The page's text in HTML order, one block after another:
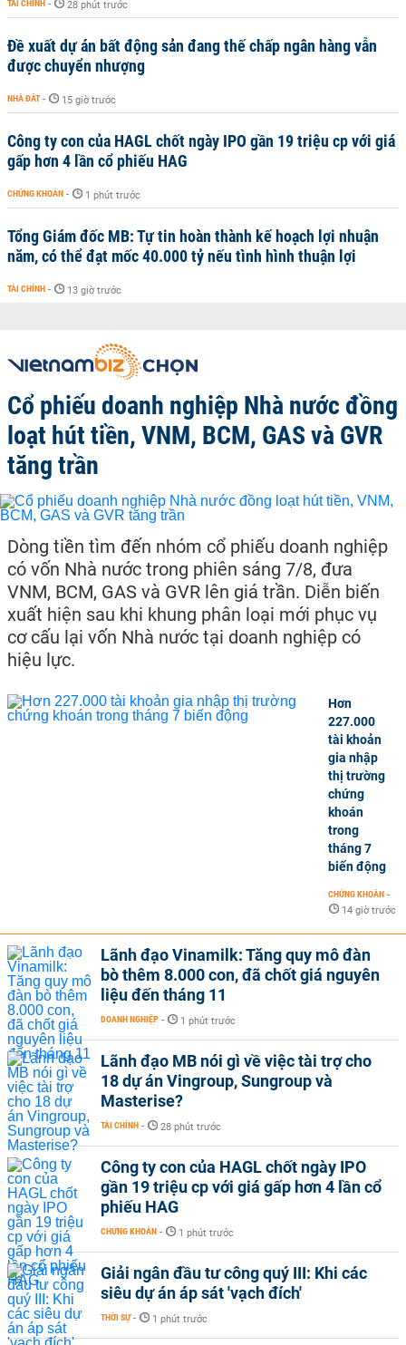
TÀI CHÍNH - 28 phút trước
Đề xuất dự án bất động sản đang thế chấp ngân hàng vẫn
được chuyển nhượng
NHÀ ĐẤT - 15 giờ trước
Công ty con của HAGL chốt ngày IPO gần 19 triệu cp với giá
gấp hơn 4 lần cổ phiếu HAG
CHỨNG KHOÁN - 1 phút trước
Tổng Giám đốc MB: Tự tin hoàn thành kế hoạch lợi nhuận
năm, có thể đạt mốc 40.000 tỷ nếu tình hình thuận lợi
TÀI CHÍNH - 13 giờ trước
Cổ phiếu doanh nghiệp Nhà nước đồng
loạt hút tiền, VNM, BCM, GAS và GVR
tăng trần
Dòng tiền tìm đến nhóm cổ phiếu doanh nghiệp
có vốn Nhà nước trong phiên sáng 7/8, đưa
VNM, BCM, GAS và GVR lên giá trần. Diễn biến
xuất hiện sau khi khung phân loại mới phục vụ
cơ cấu lại vốn Nhà nước tại doanh nghiệp có
hiệu lực.
Hơn
227.000
tài khoản
gia nhập
thị trường
chứng
khoán
trong
tháng 7
biến động
CHỨNG KHOÁN -
14 giờ trước
Lãnh đạo Vinamilk: Tăng quy mô đàn
bò thêm 8.000 con, đã chốt giá nguyên
liệu đến tháng 11
DOANH NGHIỆP - 1 phút trước
Lãnh đạo MB nói gì về việc tài trợ cho
18 dự án Vingroup, Sungroup và
Masterise?
TÀI CHÍNH - 28 phút trước
Công ty con của HAGL chốt ngày IPO
gần 19 triệu cp với giá gấp hơn 4 lần cổ
phiếu HAG
CHỨNG KHOÁN - 1 phút trước
Giải ngân đầu tư công quý III: Khi các
siêu dự án áp sát 'vạch đích'
THỜI SỰ - 1 phút trước